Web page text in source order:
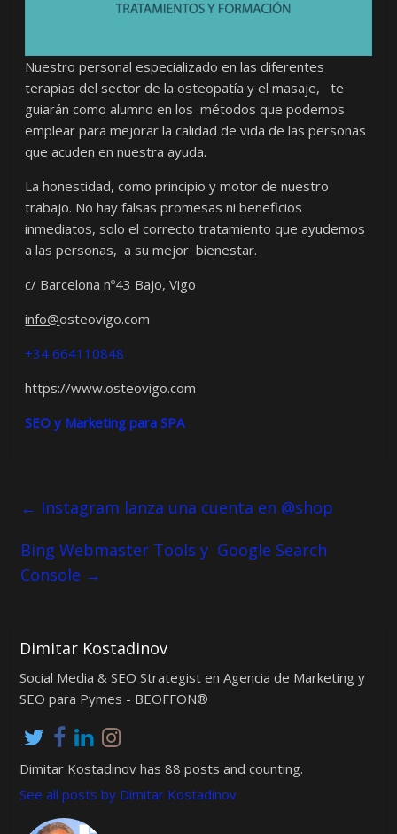
Nuestro personal especializado en las diferentes
terapias del sector de la osteopatía y el masaje, te
guiarán como alumno en los métodos que podemos
emplear para mejorar la calidad de vida de las personas
que acuden en nuestra ayuda.
La honestidad, como principio y motor de nuestro
trabajo. No hay falsas promesas ni beneficios
inmediatos, solo el correcto tratamiento que ayudemos
a las personas, a su mejor bienestar.
c/ Barcelona nº43 Bajo, Vigo
info@osteovigo.com
+34 664110848
https://www.osteovigo.com
SEO y Marketing para SPA
← Instagram lanza una cuenta en @shop
Bing Webmaster Tools y Google Search
Console →
Dimitar Kostadinov
Social Media & SEO Strategist en Agencia de Marketing y
SEO para Pymes - BEOFFON®
Dimitar Kostadinov has 88 posts and counting.
See all posts by Dimitar Kostadinov